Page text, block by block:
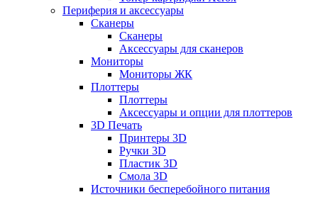
Периферия и аксессуары
Сканеры
Сканеры
Аксессуары для сканеров
Мониторы
Мониторы ЖК
Плоттеры
Плоттеры
Аксессуары и опции для плоттеров
3D Печать
Принтеры 3D
Ручки 3D
Пластик 3D
Смола 3D
Источники бесперебойного питания